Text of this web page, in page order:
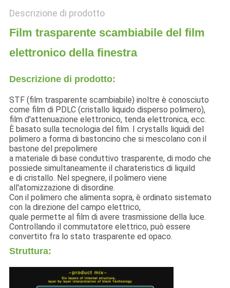
Descrizione di prodotto
Film trasparente scambiabile del film
elettronico della finestra
Descrizione di prodotto:
STF (film trasparente scambiabile) inoltre è conosciuto
come film di PDLC (cristallo liquido disperso polimero),
film d'attenuazione elettronico, tenda elettronica, ecc.
È basato sulla tecnologia del film. I crystalls liquidi del
polimero a forma di bastoncino che si mescolano con il
bastone del prepolimere
a materiale di base conduttivo trasparente, di modo che
possiede simultaneamente il charateristics di liquild
e di cristallo. Nel spegnere, il polimero viene
all'atomizzazione di disordine.
Con il polimero che alimenta sopra, è ordinato sistemato
con la direzione del campo elettrico,
quale permette al film di avere trasmissione della luce.
Controllando il commutatore elettrico, può essere
convertito fra lo stato trasparente ed opaco.
Struttura: